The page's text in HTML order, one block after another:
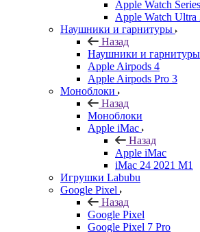
Apple Watch
Apple Watch Ultra
Наушники и гарнитуры
Назад
Наушники и гарнитуры
Apple Airpods 4
Apple Airpods Pro 3
Моноблоки
Назад
Моноблоки
Apple iMac
Назад
Apple iMac
iMac 24 2021 M1
Игрушки Labubu
Google Pixel
Назад
Google Pixel
Google Pixel 7 Pro